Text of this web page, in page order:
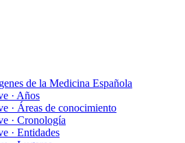
de la Medicina Española
· Años
· Áreas de conocimiento
· Cronología
· Entidades